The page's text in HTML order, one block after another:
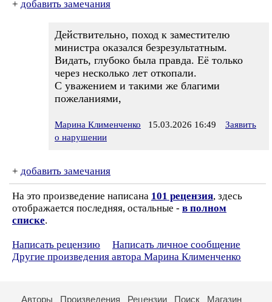
+ добавить замечания
Действительно, поход к заместителю
министра оказался безрезультатным.
Видать, глубоко была правда. Её только
через несколько лет откопали.
С уважением и такими же благими
пожеланиями,
Марина Клименченко 15.03.2026 16:49
Заявить
о нарушении
+ добавить замечания
На это произведение написана 101 рецензия, здесь
отображается последняя, остальные - в полном
списке.
Написать рецензию
Написать личное сообщение
Другие произведения автора Марина Клименченко
Авторы Произведения Рецензии Поиск Магазин